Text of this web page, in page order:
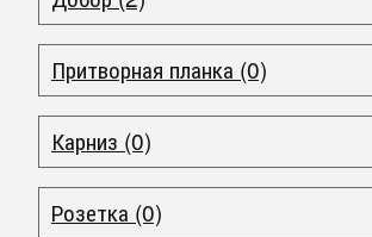
Притворная планка (0)
Карниз (0)
Розетка (0)